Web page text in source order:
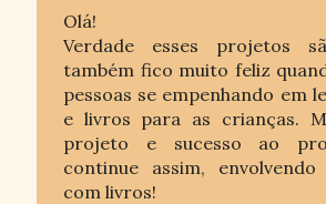
Olá!
Verdade esses projetos
também fico muito feliz
pessoas se empenhando em
e livros para as crianças.
projeto e sucesso ao
continue assim,
com livros!